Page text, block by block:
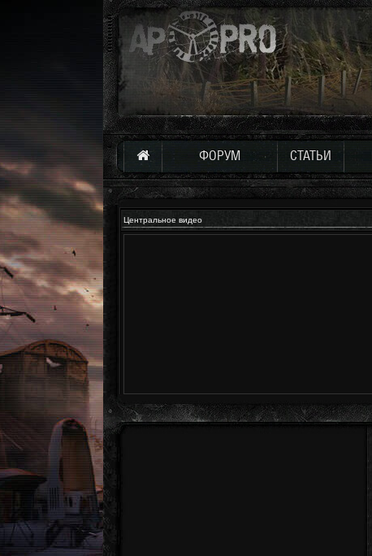
ФОРУМ СТАТЬИ
Центральное видео